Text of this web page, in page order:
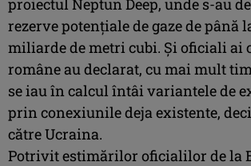
proiectul Neptun Deep, unde s-au
rezerve potenţiale de gaze de până
miliarde de metri cubi. Şi oficiali ai
române au declarat, cu mai mult
se iau în calcul întâi variantele de
prin conexiunile deja existente,
către Ucraina.
Potrivit estimărilor oficialilor de la